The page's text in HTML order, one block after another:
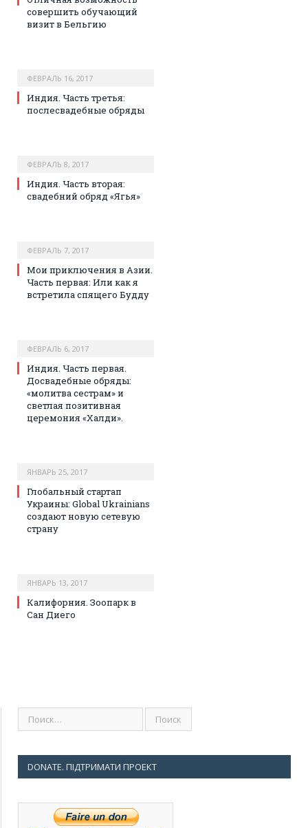
совершить обучающий
визит в Бельгию
ФЕВРАЛЬ 16, 2017
Индия. Часть третья:
послесвадебные обряды
ФЕВРАЛЬ 8, 2017
Индия. Часть вторая:
свадебний обряд «Ягья»
ФЕВРАЛЬ 7, 2017
Мои приключения в Азии.
Часть первая: Или как я
встретила спящего Будду
ФЕВРАЛЬ 6, 2017
Индия. Часть первая.
Досвадебные обряды:
«молитва сестрам» и
светлая позитивная
церемония «Халди».
ЯНВАРЬ 25, 2017
Глобальный стартап
Украины: Global Ukrainians
создают новую сетевую
страну
ЯНВАРЬ 13, 2017
Калифорния. Зоопарк в
Сан Диего
DONATE. ПІДТРИМАТИ ПРОЕКТ